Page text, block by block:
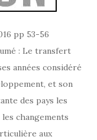
pp 53-56
: Le transfert
années considéré
et son
des pays les
changements
aux